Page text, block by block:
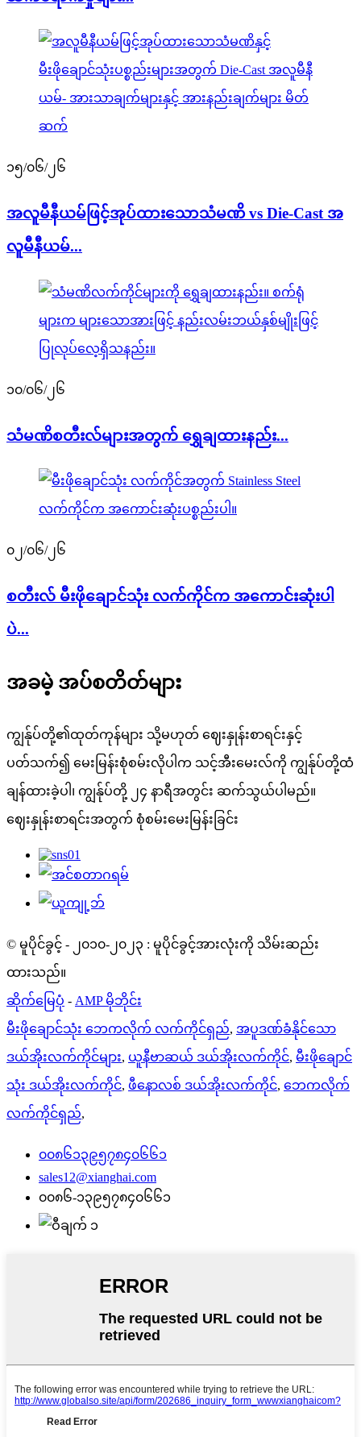
၁၅/၀၆/၂၆
အလူမီနီယမ်ဖြင့်အုပ်ထားသောသံမဏိ vs Die-Cast အ
လူမီနီယမ်...
၁၀/၀၆/၂၆
သံမဏိစတီးလ်များအတွက် ရွှေချထားနည်း...
၀၂/၀၆/၂၆
စတီးလ် မီးဖိုချောင်သုံး လက်ကိုင်က အကောင်းဆုံးပါ
ပဲ...
အခမဲ့ အပ်စတိတ်များ
ကျွန်ုပ်တို့၏ထုတ်ကုန်များ သို့မဟုတ် ဈေးနှုန်းစာရင်းနှင့်
ပတ်သက်၍ မေးမြန်းစုံစမ်းလိုပါက သင့်အီးမေးလ်ကို ကျွန်ုပ်တို့ထံ
ချန်ထားခဲ့ပါ၊ ကျွန်ုပ်တို့ ၂၄ နာရီအတွင်း ဆက်သွယ်ပါမည်။
ဈေးနှုန်းစာရင်းအတွက် စုံစမ်းမေးမြန်းခြင်း
© မူပိုင်ခွင့် - ၂၀၁၀-၂၀၂၃ : မူပိုင်ခွင့်အားလုံးကို သိမ်းဆည်း
ထားသည်။
ဆိုက်မြေပုံ - AMP မိုဘိုင်း
မီးဖိုချောင်သုံး ဘေကလိုက် လက်ကိုင်ရှည်, အပူဒဏ်ခံနိုင်သော
ဒယ်အိုးလက်ကိုင်များ, ယူနီဗာဆယ် ဒယ်အိုးလက်ကိုင်, မီးဖိုချောင်
သုံး ဒယ်အိုးလက်ကိုင်, ဖီနောလစ် ဒယ်အိုးလက်ကိုင်, ဘေကလိုက်
လက်ကိုင်ရှည်,
၀၀၈၆၁၃၉၅၇၈၄၀၆၆၁
sales12@xianghai.com
၀၀၈၆-၁၃၉၅၇၈၄၀၆၆၁